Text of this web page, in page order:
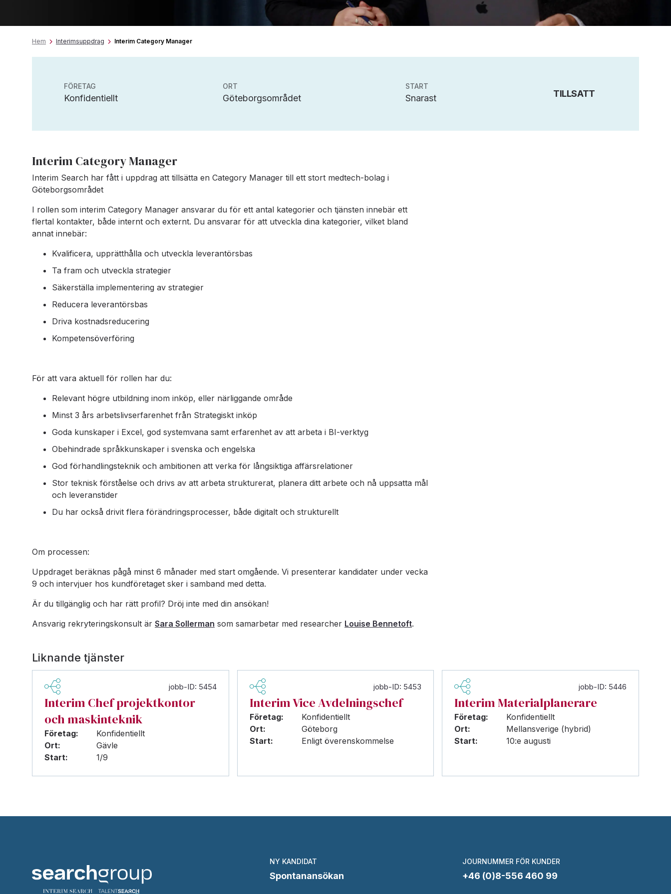
Hem Interimsuppdrag Interim Category Manager
FÖRETAG
Konfidentiellt
ORT
Göteborgsområdet
START
Snarast TILLSATT
Interim Category Manager
Interim Search har fått i uppdrag att tillsätta en Category Manager till ett stort medtech-bolag i
Göteborgsområdet
I rollen som interim Category Manager ansvarar du för ett antal kategorier och tjänsten innebär ett
flertal kontakter, både internt och externt. Du ansvarar för att utveckla dina kategorier, vilket bland
annat innebär:
Kvalificera, upprätthålla och utveckla leverantörsbas
Ta fram och utveckla strategier
Säkerställa implementering av strategier
Reducera leverantörsbas
Driva kostnadsreducering
Kompetensöverföring
För att vara aktuell för rollen har du:
Relevant högre utbildning inom inköp, eller närliggande område
Minst 3 års arbetslivserfarenhet från Strategiskt inköp
Goda kunskaper i Excel, god systemvana samt erfarenhet av att arbeta i BI-verktyg
Obehindrade språkkunskaper i svenska och engelska
God förhandlingsteknik och ambitionen att verka för långsiktiga affärsrelationer
Stor teknisk förståelse och drivs av att arbeta strukturerat, planera ditt arbete och nå uppsatta mål
och leveranstider
Du har också drivit flera förändringsprocesser, både digitalt och strukturellt
Om processen:
Uppdraget beräknas pågå minst 6 månader med start omgående. Vi presenterar kandidater under vecka
9 och intervjuer hos kundföretaget sker i samband med detta.
Är du tillgänglig och har rätt profil? Dröj inte med din ansökan!
Ansvarig rekryteringskonsult är Sara Sollerman som samarbetar med researcher Louise Bennetoft.
Liknande tjänster
jobb-ID: 5454
Interim Chef projektkontor
och maskinteknik
Företag:
Konfidentiellt
Ort:
Gävle
Start:
1/9
jobb-ID: 5453
Interim Vice Avdelningschef
Företag:
Konfidentiellt
Ort:
Göteborg
Start:
Enligt överenskommelse
jobb-ID: 5446
Interim Materialplanerare
Företag:
Konfidentiellt
Ort:
Mellansverige (hybrid)
Start:
10:e augusti
NY KANDIDAT
Spontanansökan
JOURNUMMER FÖR KUNDER
+46 (0)8-556 460 99